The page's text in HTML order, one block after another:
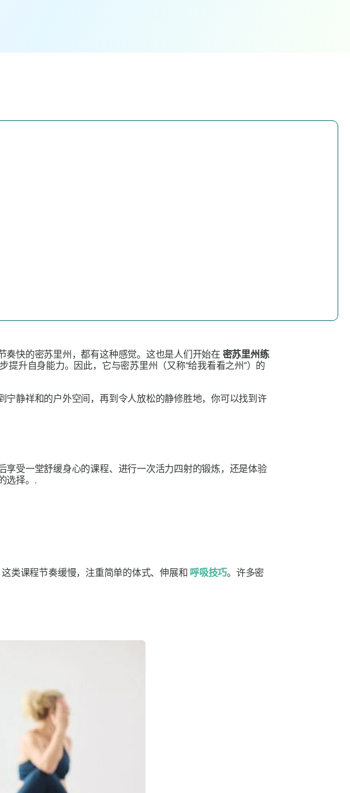
快的密苏里州，都有这种感觉。这也是人们开始在 密苏里州练
升自身能力。因此，它与密苏里州（又称“给我看看之州”）的
静祥和的户外空间，再到令人放松的静修胜地，你可以找到许
受一堂舒缓身心的课程、进行一次活力四射的锻炼，还是体验
选择。.
类课程节奏缓慢，注重简单的体式、伸展和 呼吸技巧。许多密